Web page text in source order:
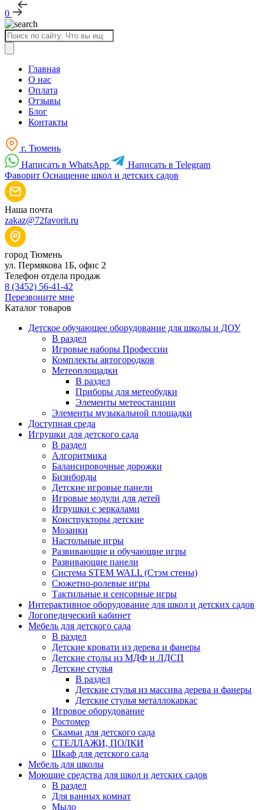
0
Поиск
товаров
Главная
О нас
Оплата
Отзывы
Блог
Контакты
г. Тюмень
Написать в WhatsApp
Написать в Telegram
Фаворит Оснащение школ и детских садов
Наша почта
zakaz@72favorit.ru
город Тюмень
ул. Пермякова 1Б, офис 2
Телефон отдела продаж
8 (3452) 56-41-42
Перезвоните мне
Каталог товаров
Детское обучающее оборудование для школы и ДОУ
В раздел
Игровые наборы Профессии
Комплекты автогородков
Метеоплощадки
В раздел
Приборы для метеобудки
Элементы метеостанции
Элементы музыкальной площадки
Доступная среда
Игрушки для детского сада
В раздел
Алгоритмика
Балансировочные дорожки
Бизиборды
Детские игровые панели
Игровые модули для детей
Игрушки с зеркалами
Конструкторы детские
Мозаики
Настольные игры
Развивающие и обучающие игры
Развивающие панели
Система STEM WALL (Cтэм стены)
Сюжетно-ролевые игры
Тактильные и сенсорные игры
Интерактивное оборудование для школ и детских садов
Логопедический кабинет
Мебель для детского сада
В раздел
Детские кровати из дерева и фанеры
Детские столы из МДФ и ЛДСП
Детские стулья
В раздел
Детские стулья из массива дерева и фанеры
Детские стулья металлокаркас
Игровое оборудование
Ростомер
Скамьи для детского сада
СТЕЛЛАЖИ, ПОЛКИ
Шкаф для детского сада
Мебель для школы
Моющие средства для школ и детских садов
В раздел
Для ванных комнат
Мыло